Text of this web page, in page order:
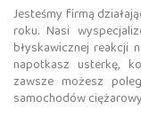
Jesteśmy firmą
roku. Nasi
błyskawicznej reakcji
napotkasz usterkę,
zawsze możesz
samochodów